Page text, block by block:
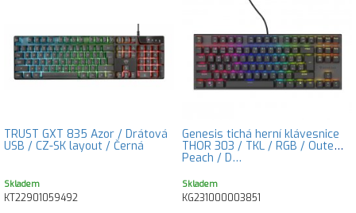
TRUST GXT 835 Azor / Drátová
USB / CZ-SK layout / Černá
Skladem
KT22901059492
Genesis tichá herní klávesnice
THOR 303 / TKL / RGB / Outemu
Peach / D…
Skladem
KG231000003851